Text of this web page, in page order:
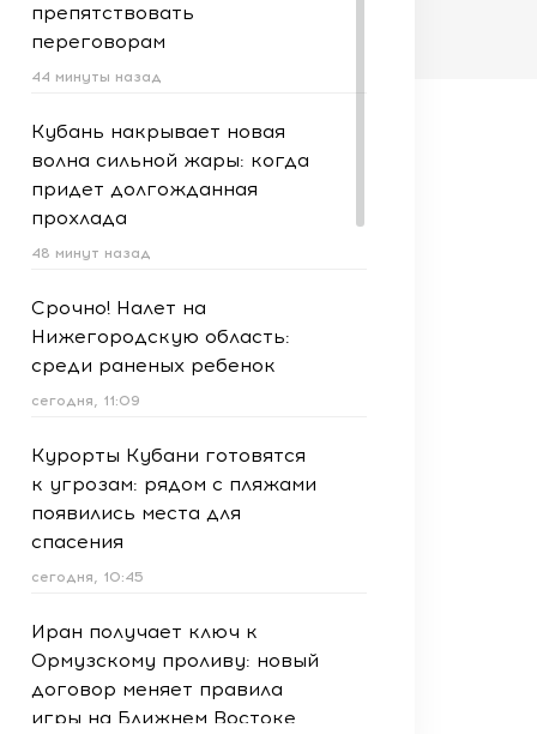
препятствовать
переговорам
44 минуты назад
Кубань накрывает новая
волна сильной жары: когда
придет долгожданная
прохлада
48 минут назад
Срочно! Налет на
Нижегородскую область:
среди раненых ребенок
сегодня, 11:09
Курорты Кубани готовятся
к угрозам: рядом с пляжами
появились места для
спасения
сегодня, 10:45
Иран получает ключ к
Ормузскому проливу: новый
договор меняет правила
игры на Ближнем Востоке